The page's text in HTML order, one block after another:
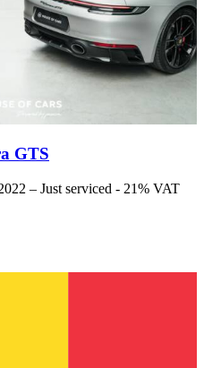
GTS
– Just serviced - 21% VAT